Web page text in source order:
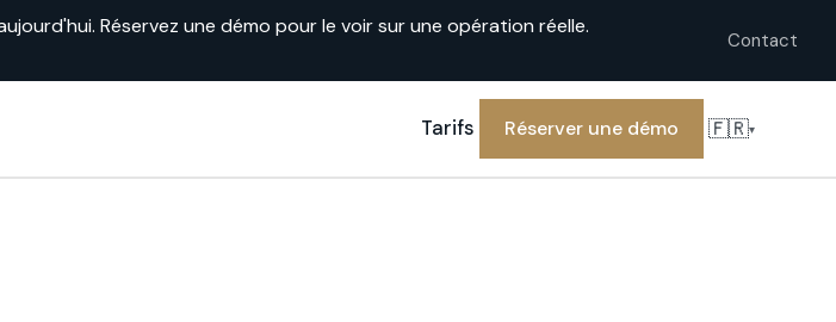
Réservez une démo pour le voir sur une opération réelle.
Contact
Tarifs Réserver une démo 🇫🇷▾